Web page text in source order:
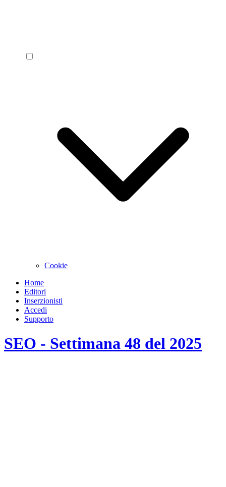
Cookie
Home
Editori
Inserzionisti
Accedi
Supporto
SEO - Settimana 48 del 2025